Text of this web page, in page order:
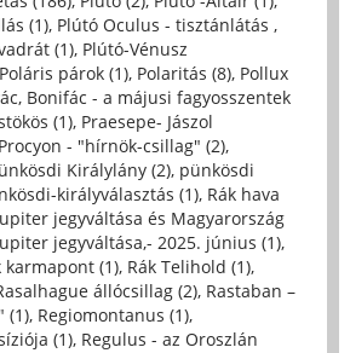
(1), Plútó Oculus - tisztánlátás ,
(1), Plútó-Vénusz
Poláris párok (1), Polaritás (8), Pollux
Bonifác - a májusi fagyosszentek
(1), Praesepe- Jászol
Procyon - "hírnök-csillag" (2),
Királylány (2), pünkösdi
királyválasztás (1), Rák hava
jegyváltása és Magyarország
jegyváltása,- 2025. június (1),
karmapont (1), Rák Telihold (1),
állócsillag (2), Rastaban –
(1), Regiomontanus (1),
(1), Regulus - az Oroszlán